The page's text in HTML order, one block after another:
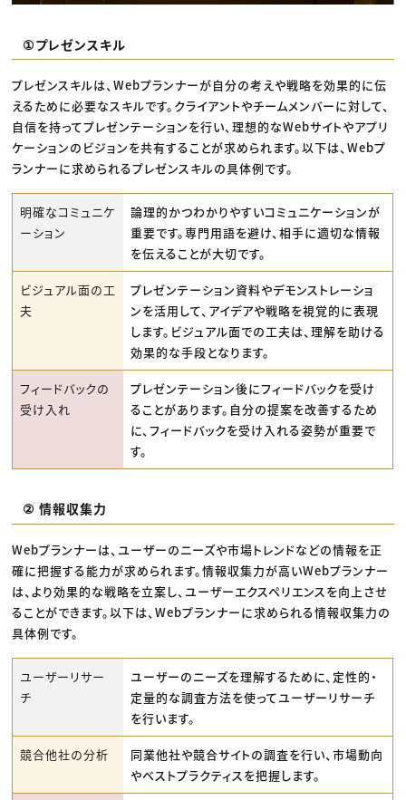
①プレゼンスキル
プレゼンスキルは、Webプランナーが自分の考えや戦略を効果的に伝
えるために必要なスキルです。クライアントやチームメンバーに対して、
自信を持ってプレゼンテーションを行い、理想的なWebサイトやアプリ
ケーションのビジョンを共有することが求められます。以下は、Webプ
ランナーに求められるプレゼンスキルの具体例です。
明確なコミュニケ
ーション
論理的かつわかりやすいコミュニケーションが
重要です。専門用語を避け、相手に適切な情報
を伝えることが大切です。
ビジュアル面の工
夫
プレゼンテーション資料やデモンストレーショ
ンを活用して、アイデアや戦略を視覚的に表現
します。ビジュアル面での工夫は、理解を助ける
効果的な手段となります。
フィードバックの
受け入れ
プレゼンテーション後にフィードバックを受け
ることがあります。自分の提案を改善するため
に、フィードバックを受け入れる姿勢が重要で
す。
② 情報収集力
Webプランナーは、ユーザーのニーズや市場トレンドなどの情報を正
確に把握する能力が求められます。情報収集力が高いWebプランナー
は、より効果的な戦略を立案し、ユーザーエクスペリエンスを向上させ
ることができます。以下は、Webプランナーに求められる情報収集力の
具体例です。
ユーザーリサー
チ
ユーザーのニーズを理解するために、定性的・
定量的な調査方法を使ってユーザーリサーチ
を行います。
競合他社の分析
同業他社や競合サイトの調査を行い、市場動向
やベストプラクティスを把握します。